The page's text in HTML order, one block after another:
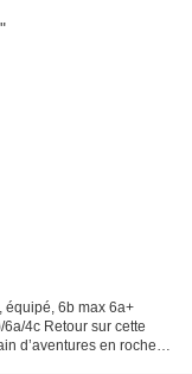
équipé, 6b max 6a+
4c Retour sur cette
d’aventures en rocher